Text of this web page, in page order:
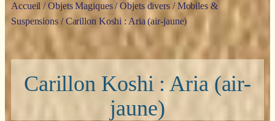
Accueil /Objets Magiques/Objets divers/Mobiles &
Suspensions/ Carillon Koshi : Aria (air-jaune)
Carillon Koshi : Aria (air-
jaune)